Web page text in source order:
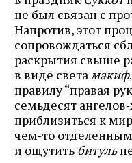
не был связан с
Напротив, этот
сопровождаться
раскрытия свыше
в виде света макиф
правилу “правая
семьдесят
приблизиться к
чем‑то
и ощутить битуль